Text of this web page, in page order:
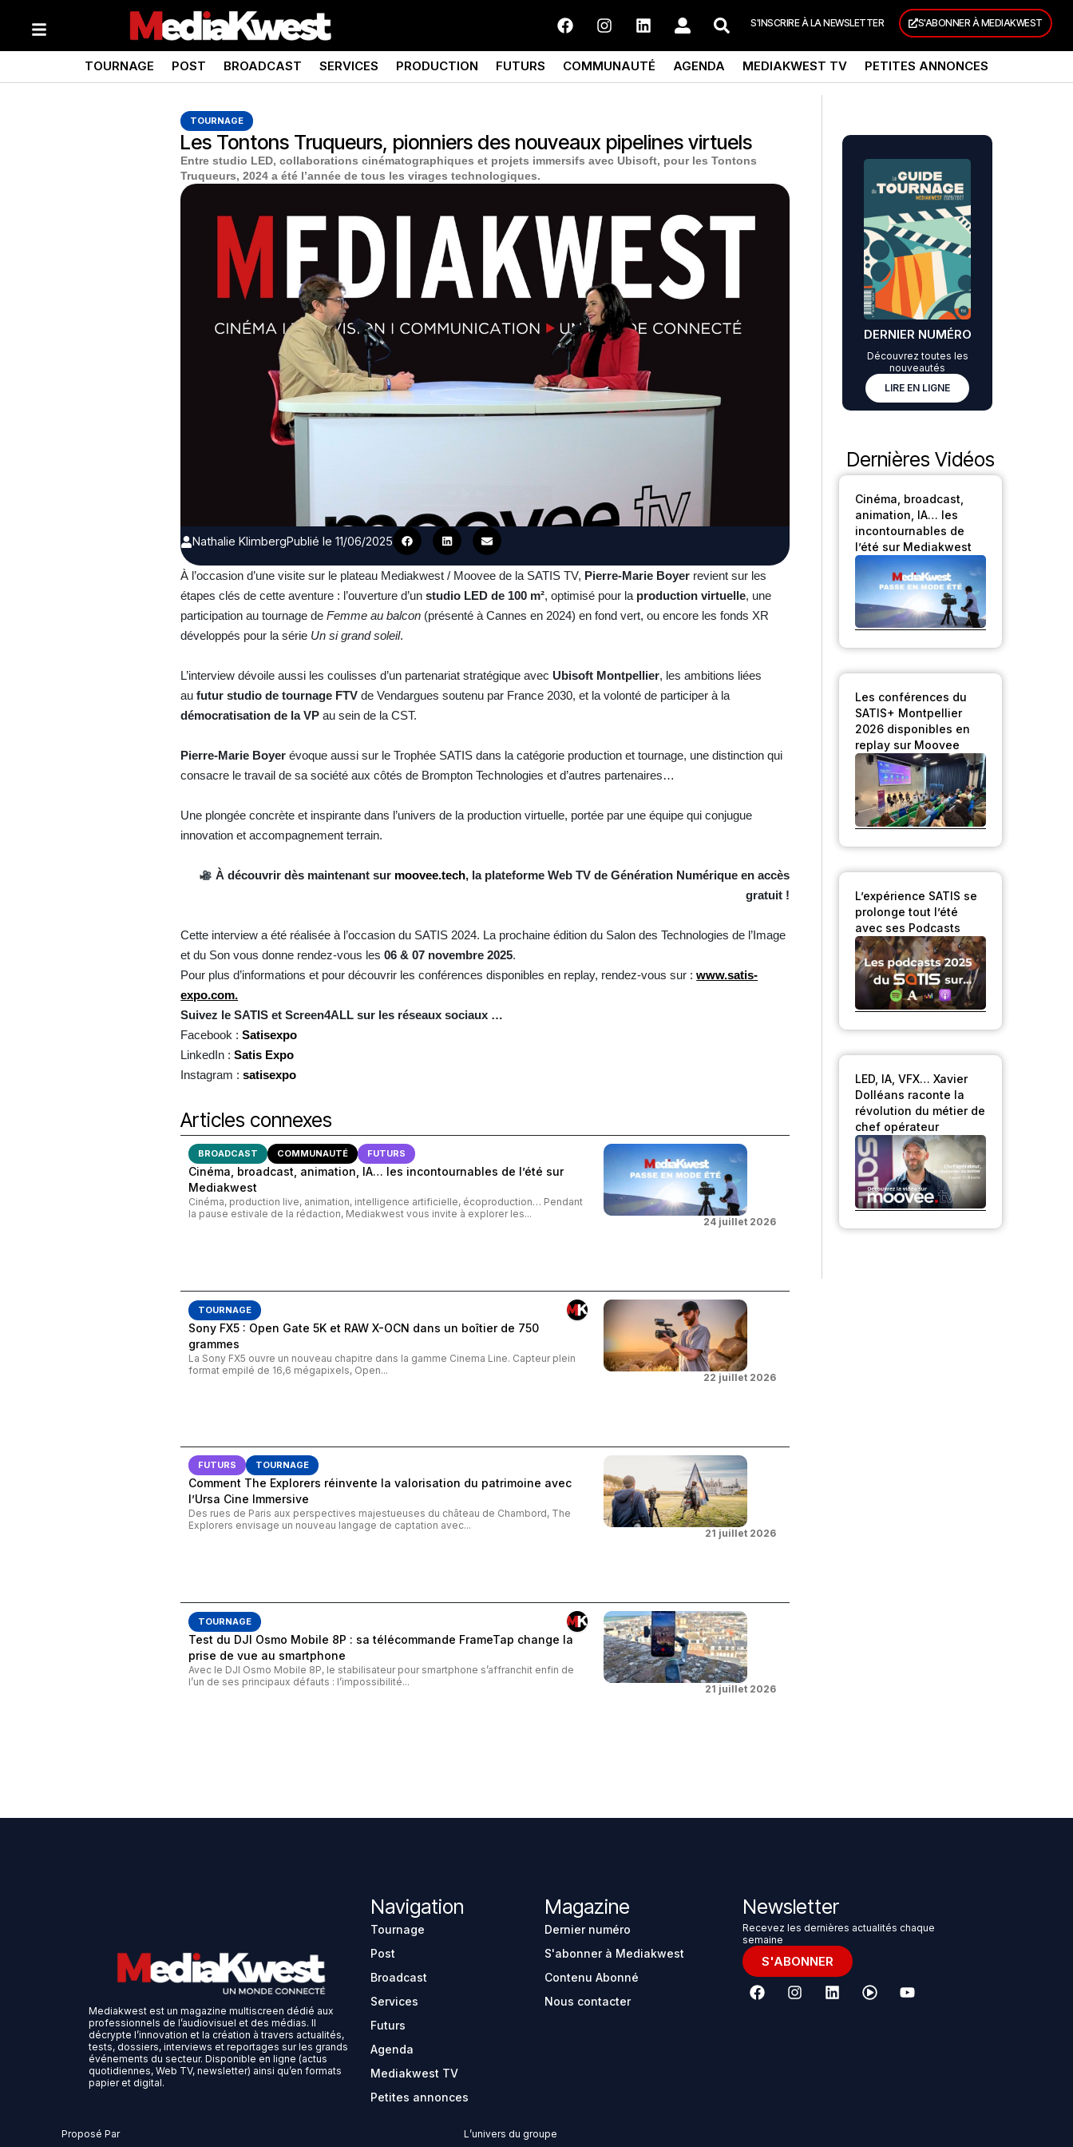
S'INSCRIRE À LA NEWSLETTER S'ABONNER À MEDIAKWEST
TOURNAGE POST BROADCAST SERVICES PRODUCTION FUTURS COMMUNAUTÉ AGENDA MEDIAKWEST TV PETITES ANNONCES
TOURNAGE
Les Tontons Truqueurs, pionniers des nouveaux pipelines virtuels
Entre studio LED, collaborations cinématographiques et projets immersifs avec Ubisoft, pour les Tontons
Truqueurs, 2024 a été l’année de tous les virages technologiques.
Nathalie KlimbergPublié le 11/06/2025
À l’occasion d’une visite sur le plateau Mediakwest / Moovee de la SATIS TV, Pierre-Marie Boyer revient sur les
étapes clés de cette aventure : l’ouverture d’unstudio LED de 100 m², optimisé pour la production virtuelle, une
participation au tournage deFemme au balcon (présenté à Cannes en 2024) en fond vert, ou encore les fonds XR
développés pour la série Un si grand soleil.
L’interview dévoile aussi les coulisses d’un partenariat stratégique avec Ubisoft Montpellier, les ambitions liées
aufutur studio de tournage FTV de Vendargues soutenu par France 2030, et la volonté de participer à la
démocratisation de la VP au sein de la CST.
Pierre-Marie Boyer évoque aussi sur le Trophée SATIS dans la catégorie production et tournage, une distinction qui
consacre le travail de sa société aux côtés de Brompton Technologies et d’autres partenaires…
Une plongée concrète et inspirante dans l’univers de la production virtuelle, portée par une équipe qui conjugue
innovation et accompagnement terrain.
À découvrir dès maintenant sur moovee.tech, la plateforme Web TV de Génération Numérique en accès
gratuit !
Cette interview a été réalisée à l’occasion du SATIS 2024. La prochaine édition du Salon des Technologies de l’Image
et du Son vous donne rendez-vous les06 & 07 novembre 2025.
Pour plus d’informations et pour découvrir les conférences disponibles en replay, rendez-vous sur :www.satis-
expo.com.
Suivez le SATIS et Screen4ALL sur les réseaux sociaux …
Facebook :Satisexpo
LinkedIn :Satis Expo
Instagram :satisexpo
Articles connexes
BROADCAST COMMUNAUTÉ FUTURS
Cinéma, broadcast, animation, IA… les incontournables de l’été sur
Mediakwest
Cinéma, production live, animation, intelligence artificielle, écoproduction… Pendant
la pause estivale de la rédaction, Mediakwest vous invite à explorer les...
24 juillet 2026
TOURNAGE
Sony FX5 : Open Gate 5K et RAW X-OCN dans un boîtier de 750
grammes
La Sony FX5 ouvre un nouveau chapitre dans la gamme Cinema Line. Capteur plein
format empilé de 16,6 mégapixels, Open...
22 juillet 2026
FUTURS TOURNAGE
Comment The Explorers réinvente la valorisation du patrimoine avec
l’Ursa Cine Immersive
Des rues de Paris aux perspectives majestueuses du château de Chambord, The
Explorers envisage un nouveau langage de captation avec...
21 juillet 2026
TOURNAGE
Test du DJI Osmo Mobile 8P : sa télécommande FrameTap change la
prise de vue au smartphone
Avec le DJI Osmo Mobile 8P, le stabilisateur pour smartphone s’affranchit enfin de
l’un de ses principaux défauts : l’impossibilité...
21 juillet 2026
DERNIER NUMÉRO
Découvrez toutes les
nouveautés
LIRE EN LIGNE
Dernières Vidéos
Cinéma, broadcast,
animation, IA… les
incontournables de
l’été sur Mediakwest
Les conférences du
SATIS+ Montpellier
2026 disponibles en
replay sur Moovee
L’expérience SATIS se
prolonge tout l’été
avec ses Podcasts
LED, IA, VFX… Xavier
Dolléans raconte la
révolution du métier de
chef opérateur
Mediakwest est un magazine multiscreen dédié aux
professionnels de l’audiovisuel et des médias. Il
décrypte l’innovation et la création à travers actualités,
tests, dossiers, interviews et reportages sur les grands
événements du secteur. Disponible en ligne (actus
quotidiennes, Web TV, newsletter) ainsi qu’en formats
papier et digital.
Navigation
Tournage
Post
Broadcast
Services
Futurs
Agenda
Mediakwest TV
Petites annonces
Magazine
Dernier numéro
S'abonner à Mediakwest
Contenu Abonné
Nous contacter
Newsletter
Recevez les dernières actualités chaque
semaine
S'ABONNER
Proposé Par L’univers du groupe